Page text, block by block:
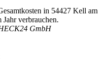
in 54427 Kell am
verbrauchen.
GmbH